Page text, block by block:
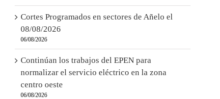
Cortes Programados en sectores de Añelo el
08/08/2026
06/08/2026
Continúan los trabajos del EPEN para
normalizar el servicio eléctrico en la zona
centro oeste
06/08/2026